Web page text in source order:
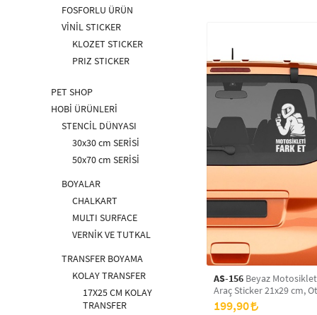
FOSFORLU ÜRÜN
VİNİL STICKER
KLOZET STICKER
PRIZ STICKER
PET SHOP
HOBİ ÜRÜNLERİ
STENCİL DÜNYASI
30x30 cm SERİSİ
50x70 cm SERİSİ
BOYALAR
CHALKART
MULTI SURFACE
VERNİK VE TUTKAL
TRANSFER BOYAMA
KOLAY TRANSFER
17X25 CM KOLAY
TRANSFER
AS-156 Beyaz
Araç Sticker 21x29 cm,
Araba Sticker
199,90